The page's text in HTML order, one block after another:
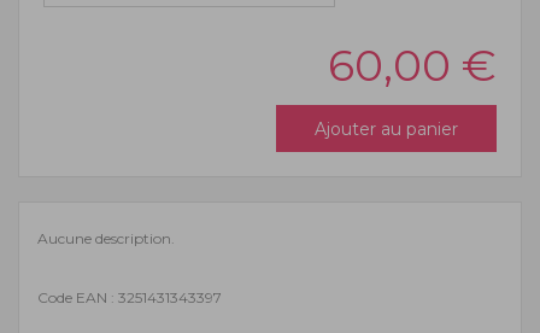
60,00 €
Ajouter au panier
Aucune description.
Code EAN : 3251431343397